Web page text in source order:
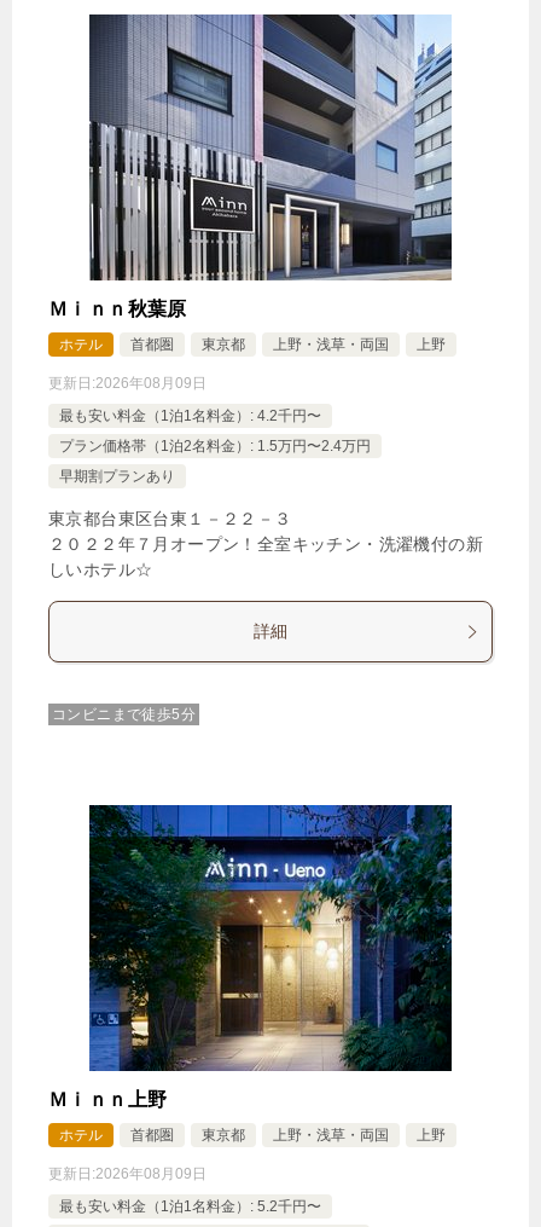
Ｍｉｎｎ秋葉原
ホテル 首都圏 東京都 上野・浅草・両国 上野
更新日:2026年08月09日
最も安い料金（1泊1名料金）: 4.2千円〜
プラン価格帯（1泊2名料金）: 1.5万円〜2.4万円
早期割プランあり
東京都台東区台東１－２２－３
２０２２年７月オープン！全室キッチン・洗濯機付の新
しいホテル☆
詳細
コンビニまで徒歩5分
Ｍｉｎｎ上野
ホテル 首都圏 東京都 上野・浅草・両国 上野
更新日:2026年08月09日
最も安い料金（1泊1名料金）: 5.2千円〜